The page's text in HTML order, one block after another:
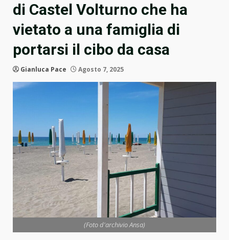
di Castel Volturno che ha
vietato a una famiglia di
portarsi il cibo da casa
Gianluca Pace Agosto 7, 2025
(Foto d'archivio Ansa)